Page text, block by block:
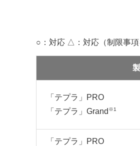
○：対応 △：対応（制限事
「テプラ」PRO
「テプラ」Grand ※1
「テプラ」PRO